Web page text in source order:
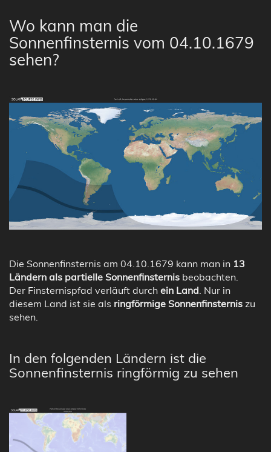
Wo kann man die
Sonnenfinsternis vom 04.10.1679
sehen?
Die Sonnenfinsternis am 04.10.1679 kann man in 13
Ländern als partielle Sonnenfinsternis beobachten.
Der Finsternispfad verläuft durch ein Land . Nur in
diesem Land ist sie als ringförmige Sonnenfinsternis zu
sehen.
In den folgenden Ländern ist die
Sonnenfinsternis ringförmig zu sehen